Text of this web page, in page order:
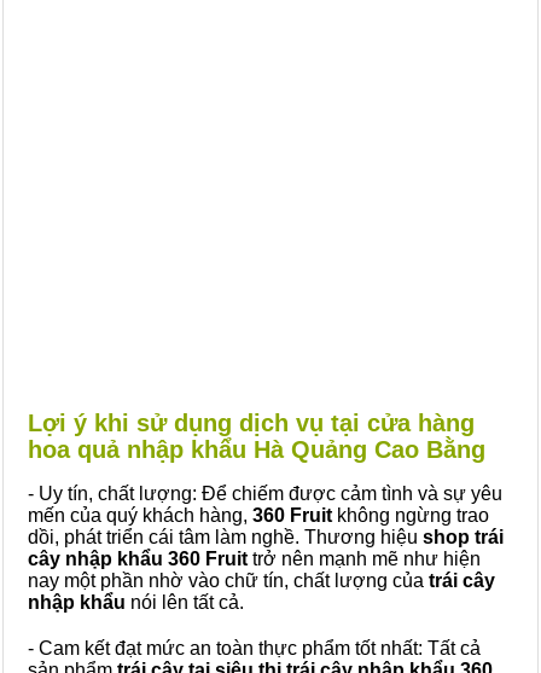
Lợi ý khi sử dụng dịch vụ tại cửa hàng
hoa quả nhập khẩu Hà Quảng Cao Bằng
- Uy tín, chất lượng: Để chiếm được cảm tình và sự yêu
mến của quý khách hàng, 360 Fruit không ngừng trao
dồi, phát triển cái tâm làm nghề. Thương hiệu shop trái
cây nhập khẩu 360 Fruit trở nên mạnh mẽ như hiện
nay một phần nhờ vào chữ tín, chất lượng của trái cây
nhập khẩu nói lên tất cả.
- Cam kết đạt mức an toàn thực phẩm tốt nhất: Tất cả